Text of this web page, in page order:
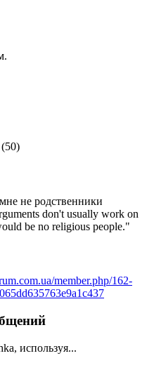
не родственники
don't usually work on
be no religious people."
member.php/162-
используя...